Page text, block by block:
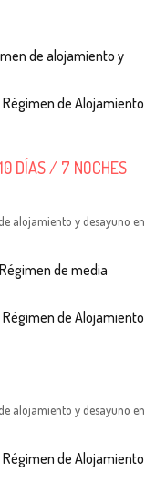
de alojamiento y
de Alojamiento
DÍAS / 7 NOCHES
alojamiento y desayuno en
de media
de Alojamiento
alojamiento y desayuno en
de Alojamiento